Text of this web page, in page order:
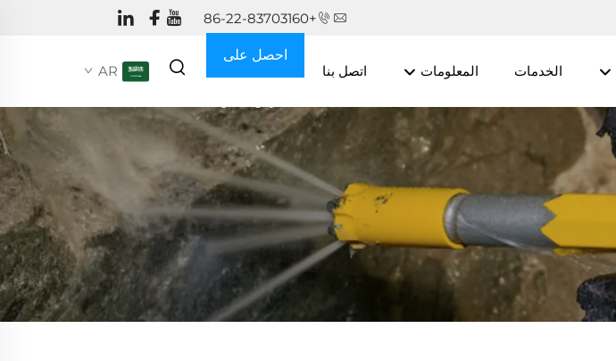
+86-22-83703160
الخدمات المعلومات اتصل بنا
احصل على
AR